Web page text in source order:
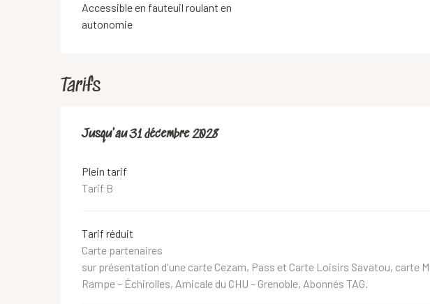
Accessible en fauteuil roulant en
autonomie
Tarifs
Du18 juin 2019au31 décembre 2028
Jusqu'au31 décembre 2028
Plein tarif
Tarif B
Tarif réduit
Carte partenaires
sur présentation d'une carte Cezam, Pass et Carte Loisirs Savatou, carte
Rampe – Échirolles, Amicale du CHU – Grenoble, Abonnés TAG.